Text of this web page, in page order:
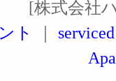
[株式会社
ト